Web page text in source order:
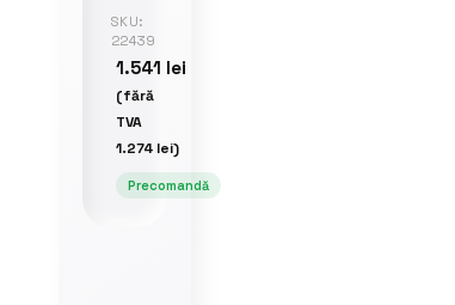
SKU:
22439
1.541 lei
(fără
TVA
1.274 lei)
Precomandă